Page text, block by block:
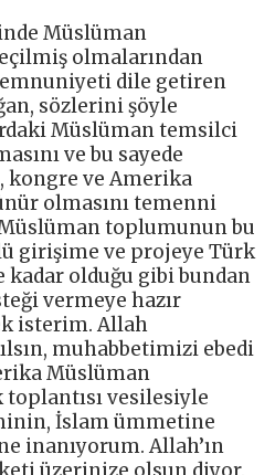
Müslüman
olmalarından
dile getiren
sözlerini şöyle
Müslüman temsilci
ve bu sayede
ve Amerika
olmasını temenni
toplumunun bu
girişime ve projeye Türk
olduğu gibi bundan
vermeye hazır
isterim. Allah
muhabbetimizi ebedi
Müslüman
toplantısı vesilesiyle
İslam ümmetine
inanıyorum. Allah’ın